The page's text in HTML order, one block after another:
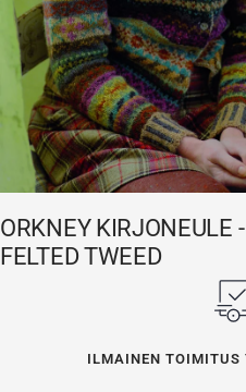
ORKNEY KIRJONEULE
FELTED TWEED
ILMAINEN